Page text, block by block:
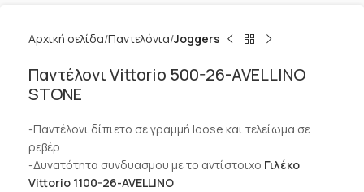
Αρχική σελίδα Παντελόνια Joggers
Παντέλονι Vittorio 500-26-AVELLINO
STONE
-Παντέλονι δίπιετο σε γραμμή loose και τελείωμα σε
ρεβέρ
-Δυνατότητα συνδυασμου με το αντίστοιχο Γιλέκο
Vittorio 1100-26-AVELLINO